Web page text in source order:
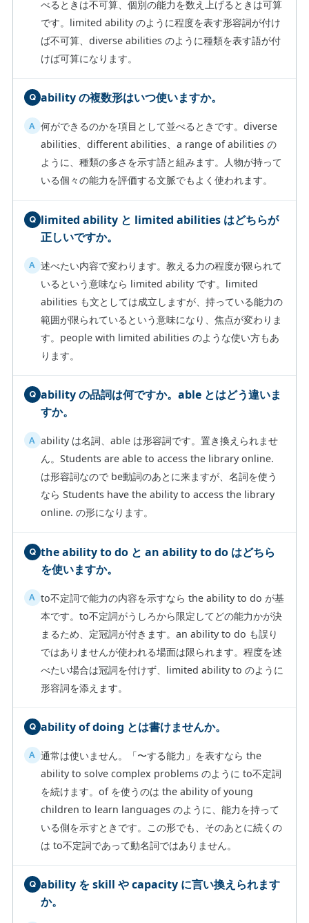
べるときは不可算、個別の能力を数え上げるときは可算
です。limited ability のように程度を表す形容詞が付け
ば不可算、diverse abilities のように種類を表す語が付
けば可算になります。
ability の複数形はいつ使いますか。
何ができるのかを項目として並べるときです。diverse
abilities、different abilities、a range of abilities の
ように、種類の多さを示す語と組みます。人物が持って
いる個々の能力を評価する文脈でもよく使われます。
limited ability と limited abilities はどちらが
正しいですか。
述べたい内容で変わります。教える力の程度が限られて
いるという意味なら limited ability です。limited
abilities も文としては成立しますが、持っている能力の
範囲が限られているという意味になり、焦点が変わりま
す。people with limited abilities のような使い方もあ
ります。
ability の品詞は何ですか。able とはどう違いま
すか。
ability は名詞、able は形容詞です。置き換えられませ
ん。Students are able to access the library online.
は形容詞なので be動詞のあとに来ますが、名詞を使う
なら Students have the ability to access the library
online. の形になります。
the ability to do と an ability to do はどちら
を使いますか。
to不定詞で能力の内容を示すなら the ability to do が基
本です。to不定詞がうしろから限定してどの能力かが決
まるため、定冠詞が付きます。an ability to do も誤り
ではありませんが使われる場面は限られます。程度を述
べたい場合は冠詞を付けず、limited ability to のように
形容詞を添えます。
ability of doing とは書けませんか。
通常は使いません。「〜する能力」を表すなら the
ability to solve complex problems のように to不定詞
を続けます。of を使うのは the ability of young
children to learn languages のように、能力を持って
いる側を示すときです。この形でも、そのあとに続くの
は to不定詞であって動名詞ではありません。
ability を skill や capacity に言い換えられます
か。